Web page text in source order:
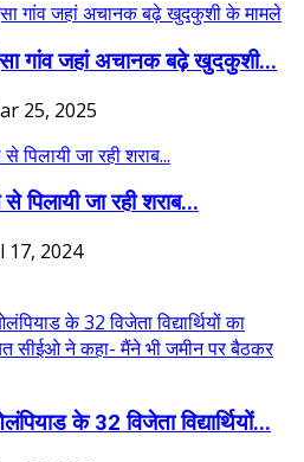
गांव जहां अचानक बढ़े खुदकुशी...
25, 2025
पिलायी जा रही शराब...
17, 2024
के 32 विजेता विद्यार्थियों...